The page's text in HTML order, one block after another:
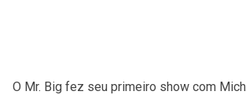
O Mr. Big fez seu primeiro show com